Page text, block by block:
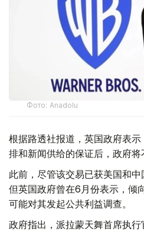
Фото: Аnadolu
根据路透社报道，英国政府表
排和新闻供给的保证后，政府将
此前，尽管该交易已获美国和中
但英国政府曾在6月份表示，倾
可能对其发起公共利益调查。
政府指出，派拉蒙天舞首席执行